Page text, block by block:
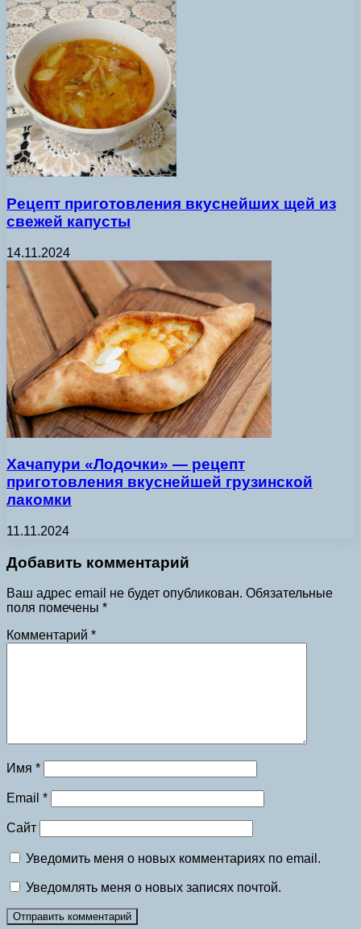
Рецепт приготовления вкуснейших щей из
свежей капусты
14.11.2024
Хачапури «Лодочки» — рецепт
приготовления вкуснейшей грузинской
лакомки
11.11.2024
Добавить комментарий
Ваш адрес email не будет опубликован. Обязательные
поля помечены *
Комментарий *
Имя *
Email *
Сайт
Уведомить меня о новых комментариях по email.
Уведомлять меня о новых записях почтой.